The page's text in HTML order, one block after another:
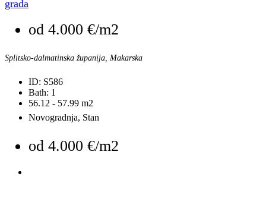
grada
od 4.000 €/m2
Splitsko-dalmatinska županija, Makarska
ID: S586
Bath: 1
56.12 - 57.99 m2
Novogradnja, Stan
od 4.000 €/m2